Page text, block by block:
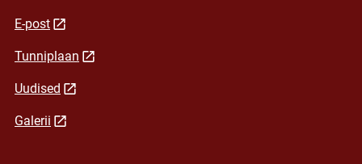
E-post
Tunniplaan
Uudised
Galerii